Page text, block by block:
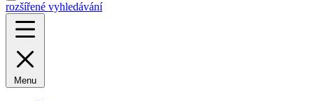
rozšířené vyhledávání
Menu